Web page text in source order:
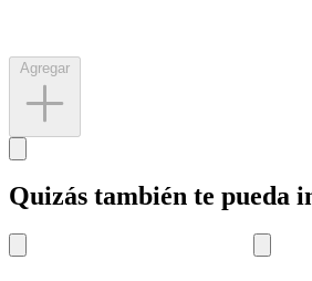
Quizás también te pueda